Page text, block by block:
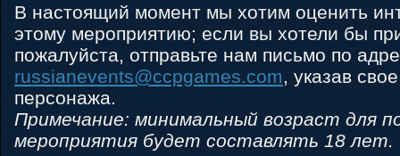
В настоящий момент мы хотим оценить
этому мероприятию; если вы хотели бы
пожалуйста, отправьте нам письмо по
russianevents@ccpgames.com, указав
персонажа.
Примечание: минимальный возраст для
мероприятия будет составлять 18 лет.